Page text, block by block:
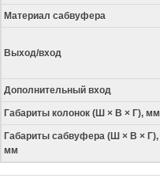
Материал сабвуфера
Выход/вход
Дополнительный вход
Габариты колонок (Ш × В × Г), мм
Габариты сабвуфера (Ш × В × Г),
мм